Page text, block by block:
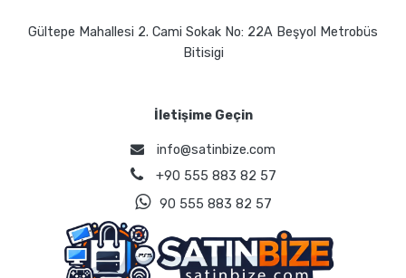
Gültepe Mahallesi 2. Cami Sokak No: 22A Beşyol Metrobüs
Bitisigi
İletişime Geçin
info@satinbize.com
+90 555 883 82 57
90 555 883 82 57